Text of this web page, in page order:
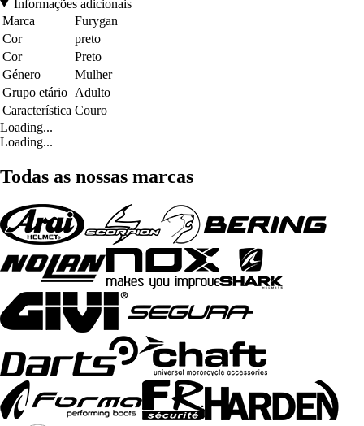
Informações adicionais
Marca
Furygan
Cor
preto
Cor
Preto
Género
Mulher
Grupo etário Adulto
Característica Couro
Loading...
Loading...
Todas as nossas marcas